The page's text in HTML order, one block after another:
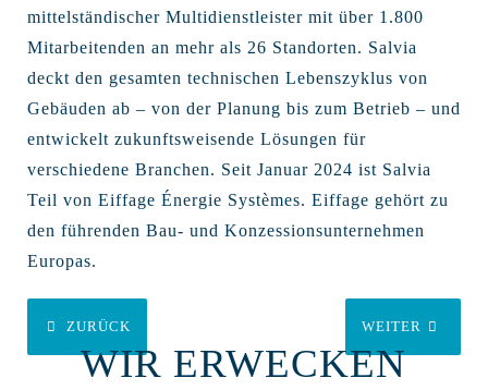
mittelständischer Multidienstleister mit über 1.800
Mitarbeitenden an mehr als 26 Standorten. Salvia
deckt den gesamten technischen Lebenszyklus von
Gebäuden ab – von der Planung bis zum Betrieb – und
entwickelt zukunftsweisende Lösungen für
verschiedene Branchen. Seit Januar 2024 ist Salvia
Teil von Eiffage Énergie Systèmes. Eiffage gehört zu
den führenden Bau- und Konzessionsunternehmen
Europas.
ZURÜCK WEITER
WIR ERWECKEN